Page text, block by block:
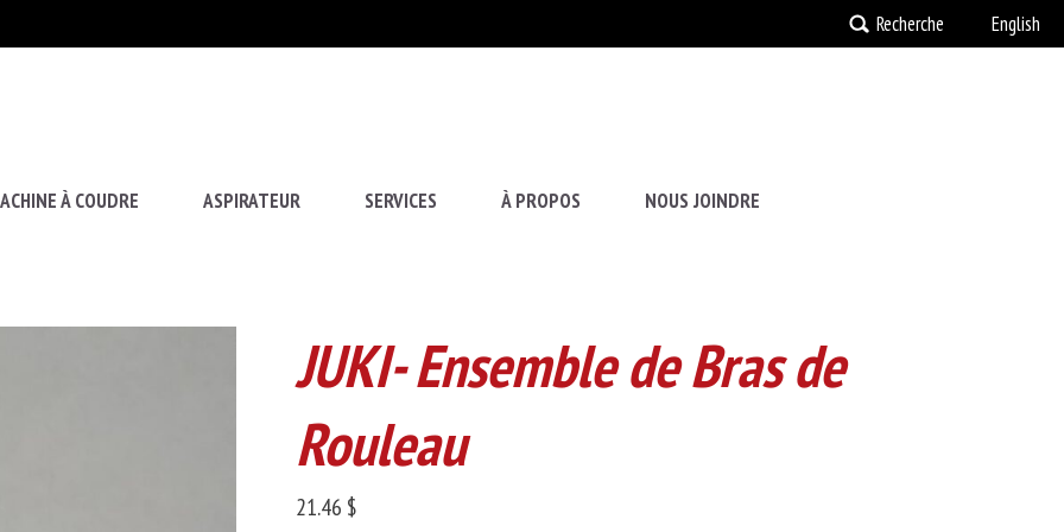
Recherche English
À COUDRE ASPIRATEUR SERVICES À PROPOS NOUS JOINDRE
JUKI- Ensemble de Bras de
Rouleau
21.46 $